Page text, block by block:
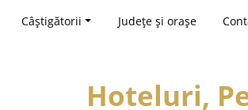
Câștigătorii Județe și orașe
Hoteluri,